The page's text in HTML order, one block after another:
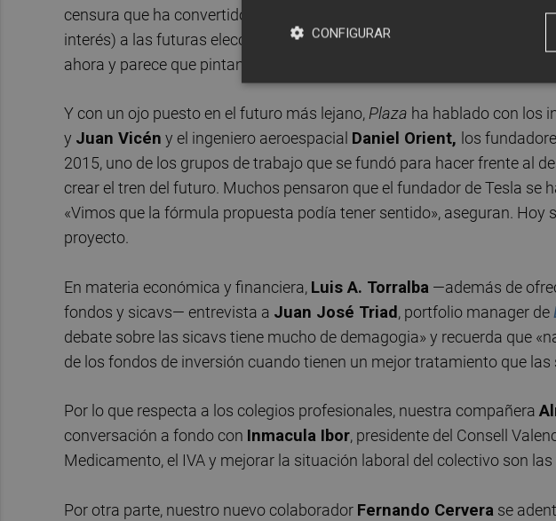
censura que ha convertido a
en presidente del
interés) a las futuras elecciones autonómicas.Adolfo López
analiza
ahora y parece que pintan bien para el gobierno del Botànic.
Y con un ojo puesto en el futuro más lejano, Plaza ha hablado con los
y Juan Vicén y el ingeniero aeroespacial Daniel Orient, los
2015, uno de los grupos de trabajo que se fundó para hacer frente al
crear el tren del futuro. Muchos pensaron que el fundador de Tesla se
«Vimos que la fórmula propuesta podía tener sentido», aseguran. Hoy
proyecto.
En materia económica y financiera, Luis A. Torralba —además de
fondos y sicavs— entrevista a Juan José Triad, portfolio manager de
debate sobre las sicavs tiene mucho de demagogia» y recuerda que
de los fondos de inversión cuando tienen un mejor tratamiento que las
Por lo que respecta a los colegios profesionales, nuestra compañera
conversación a fondo con Inmacula Ibor, presidente del Consell
Medicamento, el IVA y mejorar la situación laboral del colectivo son
Por otra parte, nuestro nuevo colaborador Fernando Cervera se
CONFIGURAR